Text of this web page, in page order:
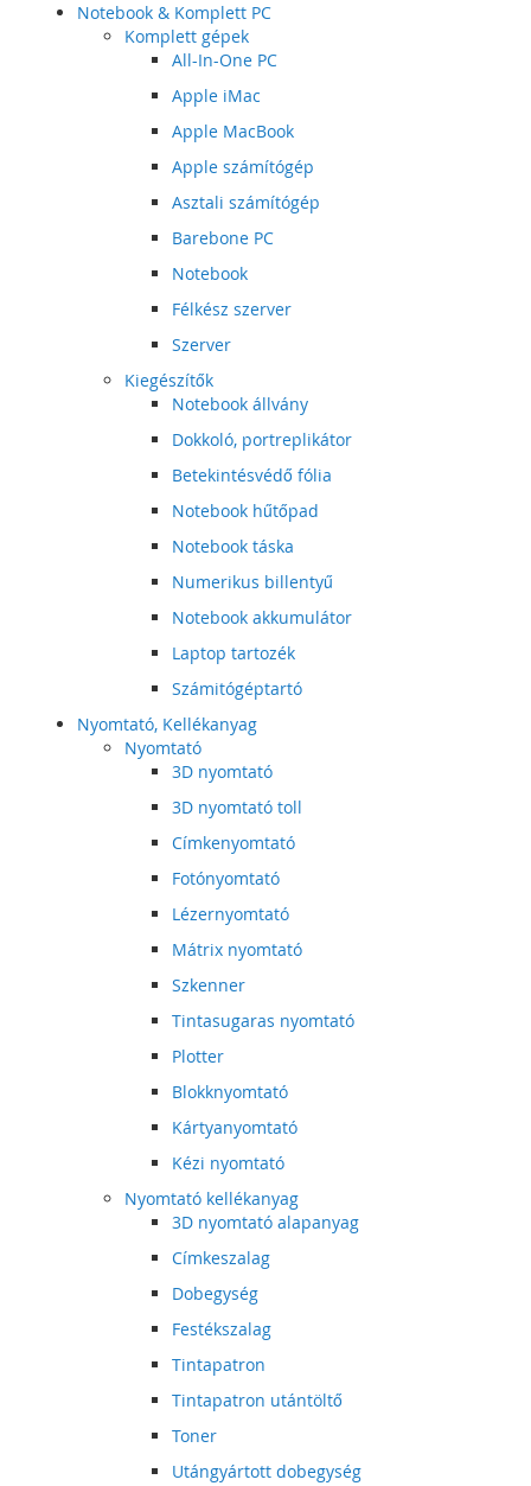
Notebook & Komplett PC
Komplett gépek
All-In-One PC
Apple iMac
Apple MacBook
Apple számítógép
Asztali számítógép
Barebone PC
Notebook
Félkész szerver
Szerver
Kiegészítők
Notebook állvány
Dokkoló, portreplikátor
Betekintésvédő fólia
Notebook hűtőpad
Notebook táska
Numerikus billentyű
Notebook akkumulátor
Laptop tartozék
Számitógéptartó
Nyomtató, Kellékanyag
Nyomtató
3D nyomtató
3D nyomtató toll
Címkenyomtató
Fotónyomtató
Lézernyomtató
Mátrix nyomtató
Szkenner
Tintasugaras nyomtató
Plotter
Blokknyomtató
Kártyanyomtató
Kézi nyomtató
Nyomtató kellékanyag
3D nyomtató alapanyag
Címkeszalag
Dobegység
Festékszalag
Tintapatron
Tintapatron utántöltő
Toner
Utángyártott dobegység